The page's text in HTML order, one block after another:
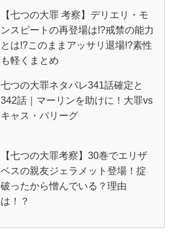
【七つの大罪 考察】デリエリ・モ
ンスピートの再登場は!?戒禁の能力
とは!?このままアッサリ退場!?素性
も軽くまとめ
七つの大罪ネタバレ341話確定と
342話｜マーリンを助けに！大罪vs
キャス・パリーグ
【七つの大罪考察】30巻でエリザ
ベスの親友ジェラメット登場！掟
破ったから憎んでいる？理由
は！？